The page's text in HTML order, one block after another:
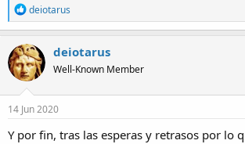
R
e
a
c
t
i
o
n
s
deiotarus
deiotarus
Well-Known Member
14 Jun 2020
Y por fin, tras las esperas y retrasos por lo